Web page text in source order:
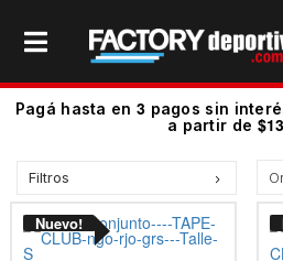
Pagá hasta en 3 pagos sin
a partir de
Filtros